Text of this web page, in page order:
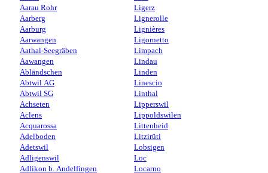
Aarau Rohr
Aarberg
Aarburg
Aarwangen
Aathal-Seegräben
Aawangen
Abländschen
Abtwil AG
Abtwil SG
Achseten
Aclens
Acquarossa
Adelboden
Adetswil
Adligenswil
Adlikon b. Andelfingen
Ligerz
Lignerolle
Lignières
Ligornetto
Limpach
Lindau
Linden
Linescio
Linthal
Lipperswil
Lippoldswilen
Littenheid
Litzirüti
Lobsigen
Loc
Locarno